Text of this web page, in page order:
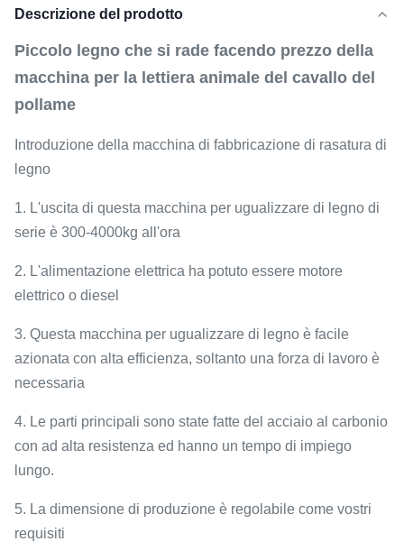
Descrizione del prodotto
Piccolo legno che si rade facendo prezzo della
macchina per la lettiera animale del cavallo del
pollame
Introduzione della macchina di fabbricazione di rasatura di
legno
1. L'uscita di questa macchina per ugualizzare di legno di
serie è 300-4000kg all'ora
2. L'alimentazione elettrica ha potuto essere motore
elettrico o diesel
3. Questa macchina per ugualizzare di legno è facile
azionata con alta efficienza, soltanto una forza di lavoro è
necessaria
4. Le parti principali sono state fatte del acciaio al carbonio
con ad alta resistenza ed hanno un tempo di impiego
lungo.
5. La dimensione di produzione è regolabile come vostri
requisiti